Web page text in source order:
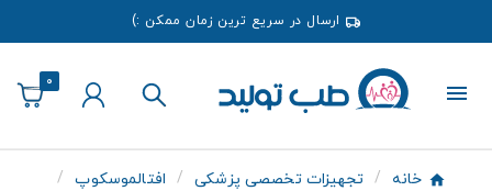
ارسال در سریع ترین زمان ممکن :)
0
خانه تجهیزات تخصصی پزشکی
افتالموسکوپ